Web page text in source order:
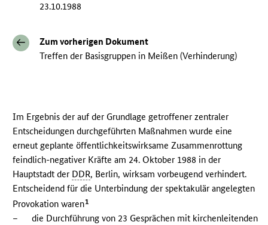
23.10.1988
Zum vorherigen Dokument
Treffen der Basisgruppen in Meißen (Verhinderung)
Im Ergebnis der auf der Grundlage getroffener zentraler
Entscheidungen durchgeführten Maßnahmen wurde eine
erneut geplante öffentlichkeitswirksame Zusammenrottung
feindlich-negativer Kräfte am 24. Oktober 1988 in der
Hauptstadt der DDR, Berlin, wirksam vorbeugend verhindert.
Entscheidend für die Unterbindung der spektakulär angelegten
Provokation waren1
–
die Durchführung von 23 Gesprächen mit kirchenleitenden